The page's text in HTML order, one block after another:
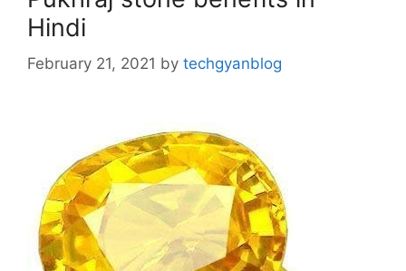
Hindi
February 21, 2021 by techgyanblog